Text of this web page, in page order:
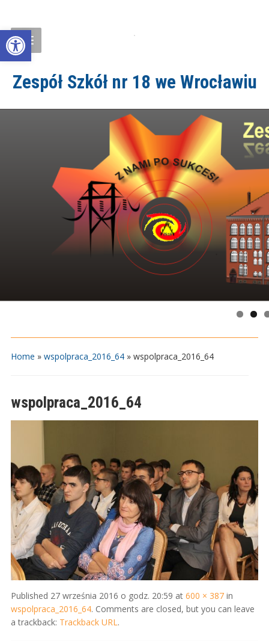
Open toolbar
Zespół Szkół nr 18 we Wrocławiu
Home » wspolpraca_2016_64» wspolpraca_2016_64
wspolpraca_2016_64
Published 27 września 2016 o godz. 20:59 at 600 × 387in
wspolpraca_2016_64. Comments are closed, but you can leave
a trackback: Trackback URL.